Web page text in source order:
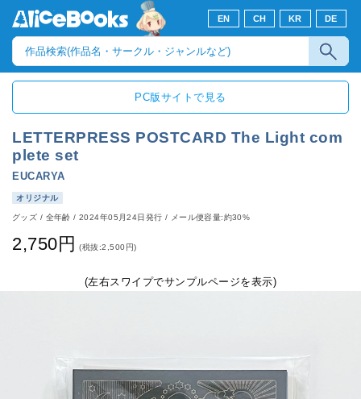
EN CH KR DE
PC版サイトで見る
LETTERPRESS POSTCARD The Light com
plete set
EUCARYA
オリジナル
グッズ / 全年齢/2024年05月24日発行 / メール便容量:約30%
2,750円 (税抜:2,500円)
(左右スワイプでサンプルページを表示)